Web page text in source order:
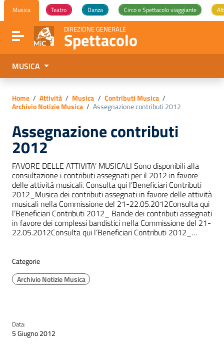
Vai ai contenuti
Vai al menu di navigazione
Vai al footer
Musica Teatro Danza Circo e Spettacolo viaggiante
Attiva / disattiva la navigazione
DIREZIONE GENERALE
Spettacolo
MUSICA
Home / Attività / Musica / Contributi Musica /
Archivio Notizie Musica / Assegnazione contributi 2012
Assegnazione contributi
2012
FAVORE DELLE ATTIVITA’ MUSICALI Sono disponibili alla
consultazione i contributi assegnati per il 2012 in favore
delle attività musicali. Consulta qui l’Beneficiari Contributi
2012_Musica dei contributi assegnati in favore delle attività
musicali nella Commissione del 21-22.05.2012Consulta qui
l’Beneficiari Contributi 2012_ Bande dei contributi assegnati
in favore dei complessi bandistici nella Commissione del 21-
22.05.2012Consulta qui l’Beneficiari Contributi 2012_…
Categorie
Archivio Notizie Musica
Data:
5 Giugno 2012